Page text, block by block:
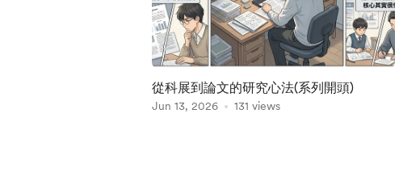
從科展到論文的研究心法(系列開頭)
Jun 13, 2026 131 views